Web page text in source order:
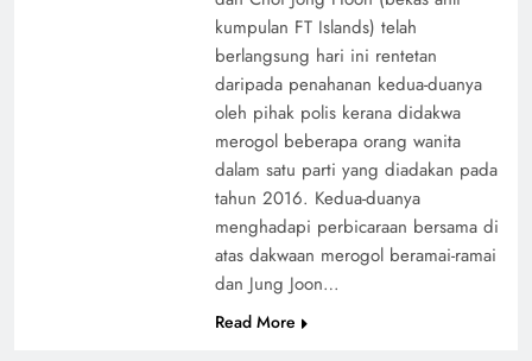
kumpulan FT Islands) telah
berlangsung hari ini rentetan
daripada penahanan kedua-duanya
oleh pihak polis kerana didakwa
merogol beberapa orang wanita
dalam satu parti yang diadakan pada
tahun 2016. Kedua-duanya
menghadapi perbicaraan bersama di
atas dakwaan merogol beramai-ramai
dan Jung Joon…
Read More